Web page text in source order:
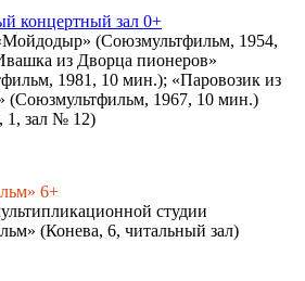
концертный зал 0+
(Союзмультфильм, 1954,
из Дворца пионеров»
1981, 10 мин.); «Паровозик из
(Союзмультфильм, 1967, 10 мин.)
1, зал № 12)
6+
студии
(Конева, 6, читальный зал)